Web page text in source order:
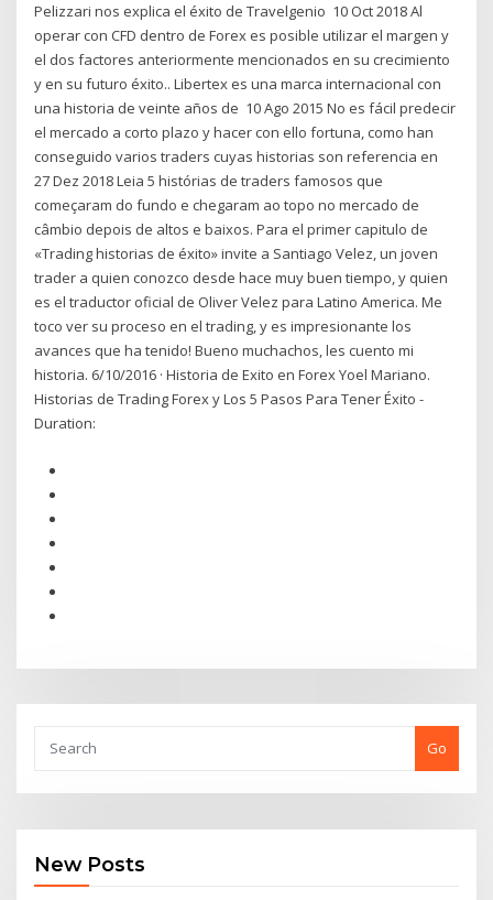
Pelizzari nos explica el éxito de Travelgenio 10 Oct 2018 Al
operar con CFD dentro de Forex es posible utilizar el margen y
el dos factores anteriormente mencionados en su crecimiento
y en su futuro éxito.. Libertex es una marca internacional con
una historia de veinte años de 10 Ago 2015 No es fácil predecir
el mercado a corto plazo y hacer con ello fortuna, como han
conseguido varios traders cuyas historias son referencia en
27 Dez 2018 Leia 5 histórias de traders famosos que
começaram do fundo e chegaram ao topo no mercado de
câmbio depois de altos e baixos. Para el primer capitulo de
«Trading historias de éxito» invite a Santiago Velez, un joven
trader a quien conozco desde hace muy buen tiempo, y quien
es el traductor oficial de Oliver Velez para Latino America. Me
toco ver su proceso en el trading, y es impresionante los
avances que ha tenido! Bueno muchachos, les cuento mi
historia. 6/10/2016 · Historia de Exito en Forex Yoel Mariano.
Historias de Trading Forex y Los 5 Pasos Para Tener Éxito -
Duration:
Go
New Posts